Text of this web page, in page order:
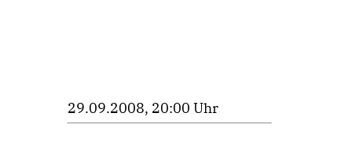
29.09.2008, 20:00 Uhr